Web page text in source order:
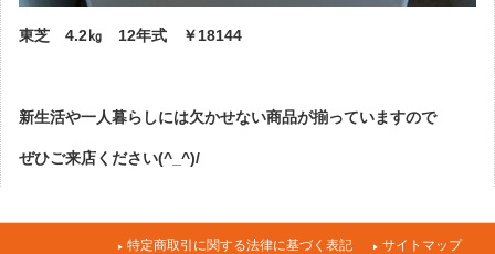
東芝 4.2㎏ 12年式 ￥18144
新生活や一人暮らしには欠かせない商品が揃っていますので
ぜひご来店ください(^_^)/
特定商取引に関する法律に基づく表記
サイトマップ